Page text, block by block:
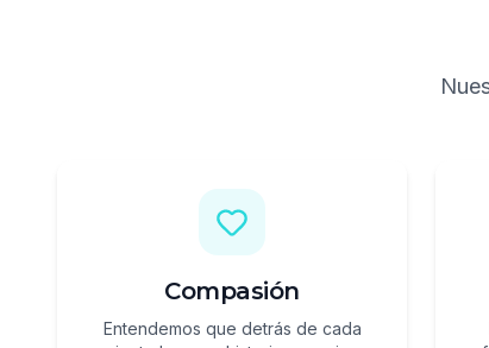
Compasión
Entendemos que detrás de cada